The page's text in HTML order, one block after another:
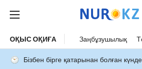
ОҚЫС ОҚИҒА Заңбұзушылық
Бізбен бірге қатарынан болған